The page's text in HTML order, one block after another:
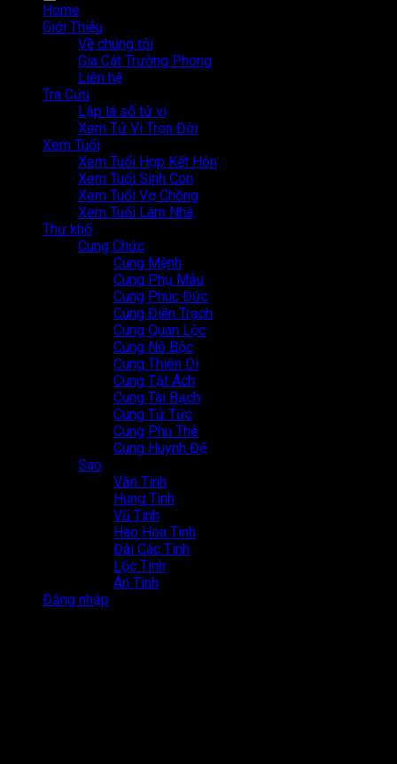
Home
Giới Thiệu
Về chúng tôi
Gia Cát Trường Phong
Liên hệ
Tra Cứu
Lập lá số tử vi
Xem Tử Vi Trọn Đời
Xem Tuổi
Xem Tuổi Hợp Kết Hôn
Xem Tuổi Sinh Con
Xem Tuổi Vợ Chồng
Xem Tuổi Làm Nhà
Thư khố
Cung Chức
Cung Mệnh
Cung Phụ Mẫu
Cung Phúc Đức
Cung Điền Trạch
Cung Quan Lộc
Cung Nô Bộc
Cung Thiên Di
Cung Tật Ách
Cung Tài Bạch
Cung Tử Tức
Cung Phu Thê
Cung Huynh Đệ
Sao
Văn Tinh
Hung Tinh
Vũ Tinh
Hào Hoa Tinh
Đài Các Tinh
Lộc Tinh
Án Tinh
Đăng nhập